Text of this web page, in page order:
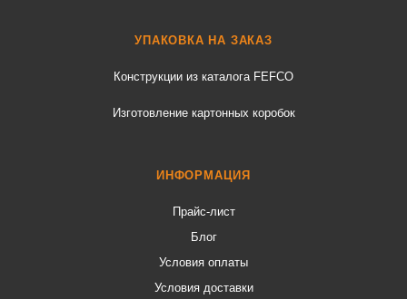
УПАКОВКА НА ЗАКАЗ
Конструкции из каталога FEFCO
Изготовление картонных коробок
ИНФОРМАЦИЯ
Прайс-лист
Блог
Условия оплаты
Условия доставки